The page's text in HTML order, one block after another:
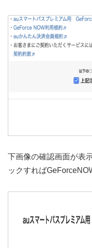
下画像の確認画面が表
ックすれば